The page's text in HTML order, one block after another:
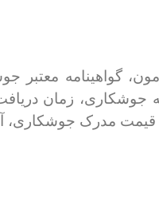
گواهینامه معتبر
جوشکاری، زمان
مدرک جوشکاری،